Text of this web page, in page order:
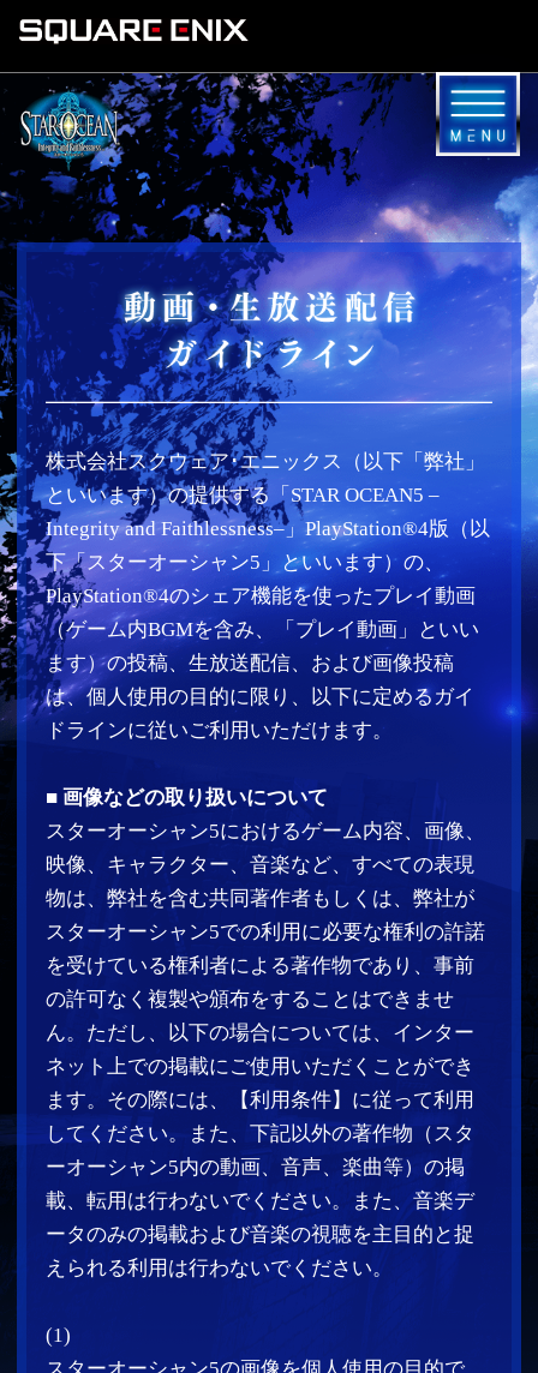
株式会社スクウェア･エニックス（以下「弊社」
といいます）の提供する「STAR OCEAN5 –
Integrity and Faithlessness–」PlayStation®4版（以
下「スターオーシャン5」といいます）の、
PlayStation®4のシェア機能を使ったプレイ動画
（ゲーム内BGMを含み、「プレイ動画」といい
ます）の投稿、生放送配信、および画像投稿
は、個人使用の目的に限り、以下に定めるガイ
ドラインに従いご利用いただけます。
■ 画像などの取り扱いについて
スターオーシャン5におけるゲーム内容、画像、
映像、キャラクター、音楽など、すべての表現
物は、弊社を含む共同著作者もしくは、弊社が
スターオーシャン5での利用に必要な権利の許諾
を受けている権利者による著作物であり、事前
の許可なく複製や頒布をすることはできませ
ん。ただし、以下の場合については、インター
ます。その際には、【利用条件】に従って利用
してください。また、下記以外の著作物（スタ
ーオーシャン5内の動画、音声、楽曲等）の掲
載、転用は行わないでください。また、音楽デ
えられる利用は行わないでください。
スターオーシャン5の画像を個人使用の目的で
PlayStation®4のシェア機能で利用できるオンラ
インサービスで使用すること。但し、本ガイド
定した（将来指定する部分を含みます）一定の
範囲については、シェア機能を使用することが
できませんので、予めご了承ください。
(2)
プレイ動画（ゲーム内のBGMを含みます）を
「Youtube」「ニコニコ動画」「Ustream」等の
動画共有サイト（但し一般社団法人日本音楽著
Twitch等は対象外となります）に配信すること
（この配信動画のURLやサムネイルを個人使用